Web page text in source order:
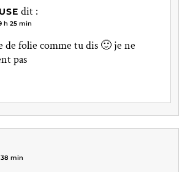
dit :
h 25 min
de folie comme tu dis 🙂 je ne
pas
38 min